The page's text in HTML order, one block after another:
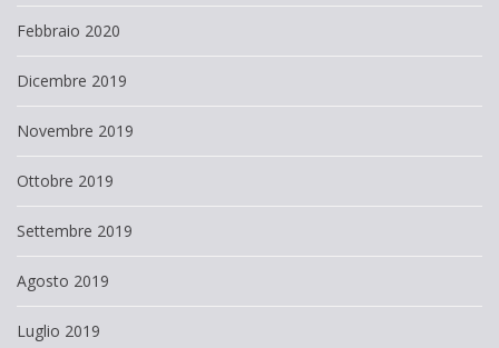
Febbraio 2020
Dicembre 2019
Novembre 2019
Ottobre 2019
Settembre 2019
Agosto 2019
Luglio 2019